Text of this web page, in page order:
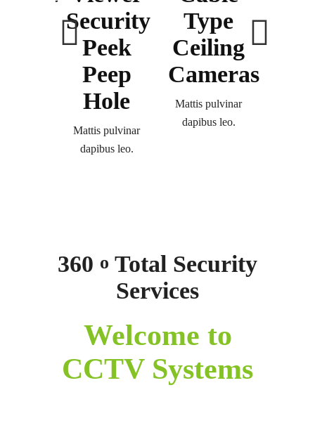
Security
Peek
Peep
Hole
Mattis pulvinar
dapibus leo.
Type
Ceiling
Cameras
Mattis pulvinar
dapibus leo.
360 o Total Security
Services
Welcome to
CCTV Systems